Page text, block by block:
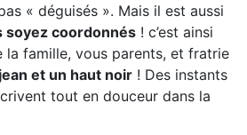
« déguisés ». Mais il est aussi
soyez coordonnés ! c’est ainsi
la famille, vous parents, et fratrie
et un haut noir ! Des instants
tout en douceur dans la